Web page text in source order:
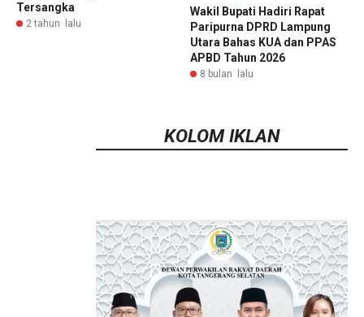
Tersangka
2 tahun lalu
Wakil Bupati Hadiri Rapat
Paripurna DPRD Lampung
Utara Bahas KUA dan PPAS
APBD Tahun 2026
8 bulan lalu
KOLOM IKLAN